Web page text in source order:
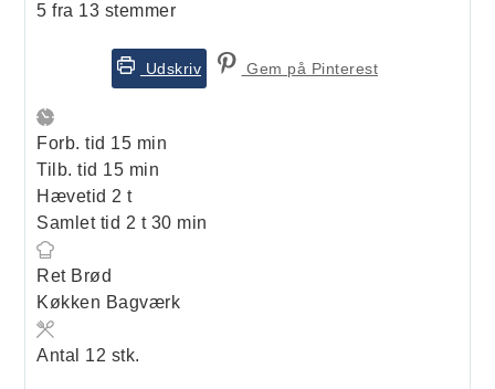
5 fra 13 stemmer
Udskriv Gem på Pinterest
Forb. tid 15minutter
min
Tilb. tid 15minutter
min
Hævetid2 timer
t
Samlet tid 2 timer
t 30minutter
min
Ret Brød
Køkken Bagværk
Antal 12 stk.